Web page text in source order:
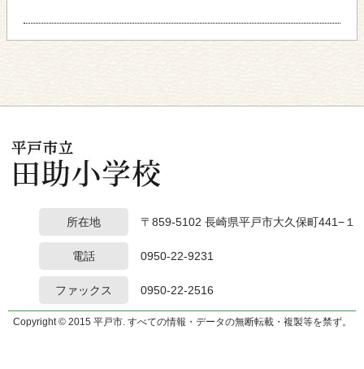
所在地 〒859-5102 長崎県平戸市大久保町441−１
電話 0950-22-9231
ファックス 0950-22-2516
Copyright © 2015 平戸市. すべての情報・データの無断転載・複製等を禁ず。